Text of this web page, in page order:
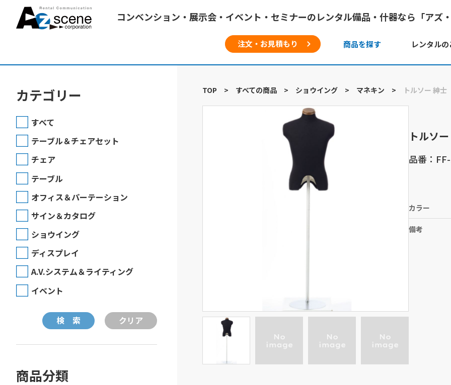
コンベンション・展示会・イベント・セミナーのレンタル備品・什器なら「アズ
注文・お見積もり 商品を探す レンタル
カテゴリー
すべて
テーブル＆チェアセット
チェア
テーブル
オフィス＆パーテーション
サイン＆カタログ
ショウイング
ディスプレイ
A.V.システム＆ライティング
イベント
商品分類
TOP > すべての商品 > ショウイング > マネキン > トルソー 紳士
トルソ
品番：
カラー
備考